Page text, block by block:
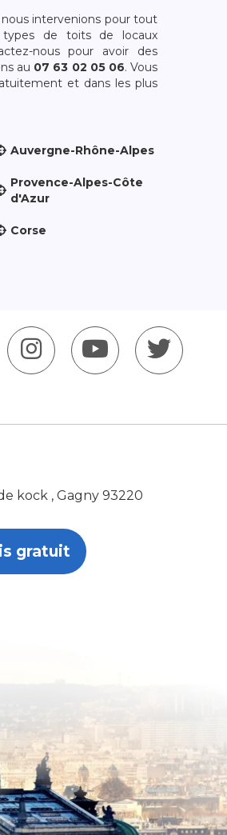
intervenions pour tout
de toits de locaux
nous pour avoir des
au 07 63 02 05 06. Vous
et dans les plus
Auvergne-Rhône-Alpes
Provence-Alpes-Côte
d'Azur
Corse
kock , Gagny 93220
gratuit